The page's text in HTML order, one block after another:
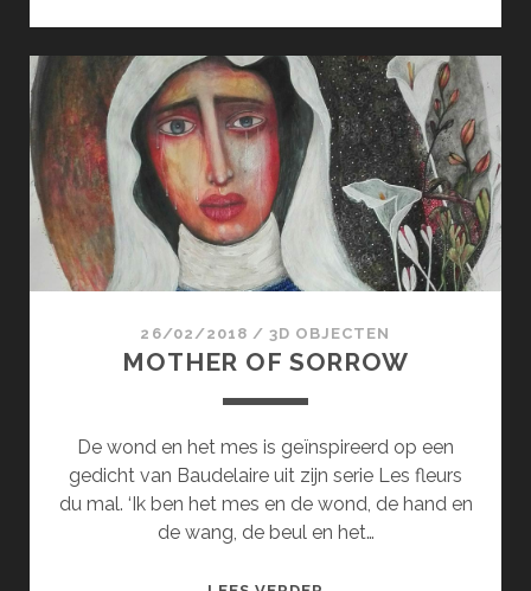
IN
DE
BLOEMEN
26/02/2018 /3D OBJECTEN
MOTHER OF SORROW
De wond en het mes is geïnspireerd op een
gedicht van Baudelaire uit zijn serie Les fleurs
du mal. ‘Ik ben het mes en de wond, de hand en
de wang, de beul en het…